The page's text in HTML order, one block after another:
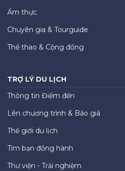
Ẩm thực
Chuyên gia & Tourguide
Thể thao & Cộng đồng
TRỢ LÝ DU LỊCH
Thông tin Điểm đến
Lên chương trình & Báo giá
Thế giới du lịch
Tìm bạn đồng hành
Thư viện - Trải nghiệm